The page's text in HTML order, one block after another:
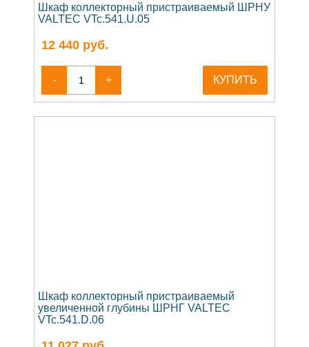
Шкаф коллекторный пристраиваемый ШРНУ
VALTEC VTc.541.U.05
12 440 руб.
- + КУПИТЬ
Шкаф коллекторный пристраиваемый
увеличенной глубины ШРНГ VALTEC
VTc.541.D.06